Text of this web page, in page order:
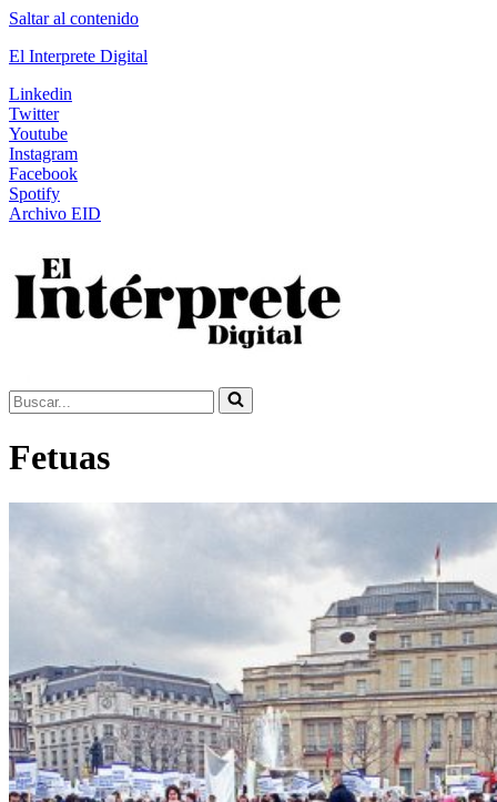
Saltar al contenido
El Interprete Digital
Linkedin
Twitter
Youtube
Instagram
Facebook
Spotify
Archivo EID
Buscar...
Fetuas